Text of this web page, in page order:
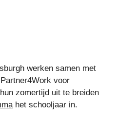
werken samen met
voor
zomertijd uit te breiden
het schooljaar in.